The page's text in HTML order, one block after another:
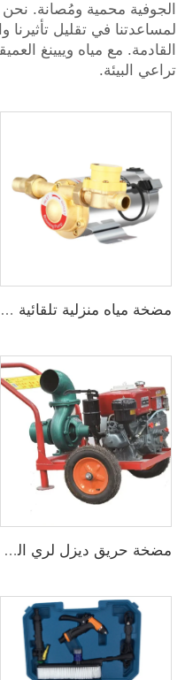
الجوفية محمية ومُصانة.
لمساعدتنا في تقليل تأثيرنا
القادمة. مع مياه وييينغ
تراعي البيئة.
مضخة مياه منزلية تلقائية ضاغطة بضغط 160psi
مضخة حريق ديزل لري الزراعة